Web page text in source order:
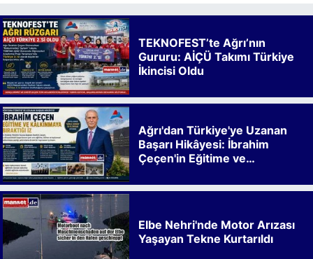
TEKNOFEST’te Ağrı’nın
Gururu: AİÇÜ Takımı Türkiye
İkincisi Oldu
Ağrı'dan Türkiye'ye Uzanan
Başarı Hikâyesi: İbrahim
Çeçen'in Eğitime ve
Elbe Nehri'nde Motor Arızası
Yaşayan Tekne Kurtarıldı